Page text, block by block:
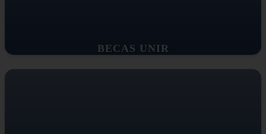
BECAS UNIR